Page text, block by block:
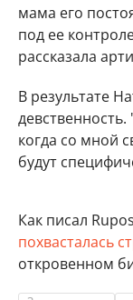
мама его
под ее
рассказала
В результате
когда со мной
будут
Как писал
похвасталась
откровенном